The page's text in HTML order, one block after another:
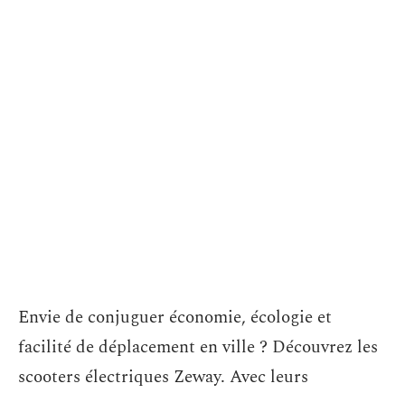
Envie de conjuguer économie, écologie et
facilité de déplacement en ville ? Découvrez les
scooters électriques Zeway. Avec leurs